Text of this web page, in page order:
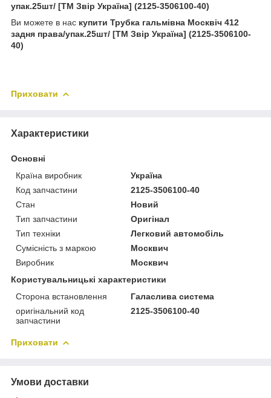
упак.25шт/ [ТМ Звір Україна] (2125-3506100-40)
Ви можете в нас купити Трубка гальмівна Москвіч 412
задня права/упак.25шт/ [ТМ Звір Україна] (2125-3506100-
40)
Приховати
Характеристики
Основні
Країна виробник
Україна
Код запчастини
2125-3506100-40
Стан
Новий
Тип запчастини
Оригінал
Тип техніки
Легковий автомобіль
Сумісність з маркою
Москвич
Виробник
Москвич
Користувальницькі характеристики
Сторона встановлення
Галаслива система
оригінальний код
запчастини
2125-3506100-40
Приховати
Умови доставки